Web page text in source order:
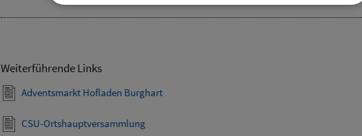
Weiterführende Links
Adventsmarkt Hofladen Burghart
CSU-Ortshauptversammlung